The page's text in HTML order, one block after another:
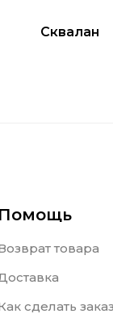
Сквалан
Помощь
товара
сделать заказ